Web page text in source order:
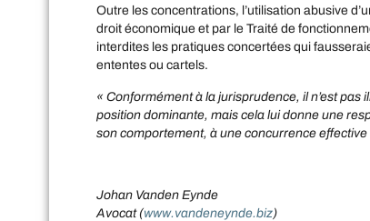
Outre les concentrations, l’utilisation abusive
droit économique et par le Traité de
interdites les pratiques concertées qui
ententes ou cartels.
« Conformément à la jurisprudence, il n’est pas
position dominante, mais cela lui donne une
son comportement, à une concurrence effective
Johan Vanden Eynde
Avocat (www.vandeneynde.biz)